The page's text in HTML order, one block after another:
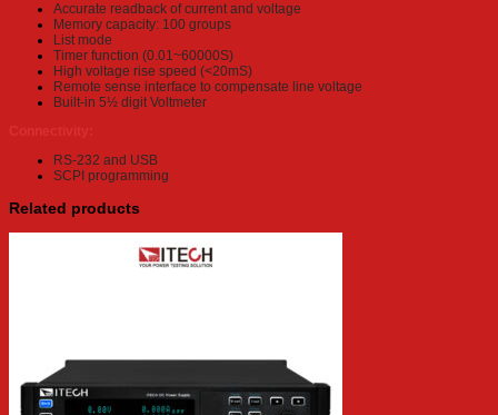
Accurate readback of current and voltage
Memory capacity: 100 groups
List mode
Timer function (0.01~60000S)
High voltage rise speed (<20mS)
Remote sense interface to compensate line voltage
Built-in 5½ digit Voltmeter
RS-232 and USB
SCPI programming
Related products